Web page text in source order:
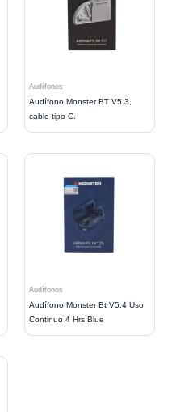
Audífonos
Audífono Monster BT V5.3,
cable tipo C.
Audífonos
Audífono Monster Bt V5.4 Uso
Continuo 4 Hrs Blue